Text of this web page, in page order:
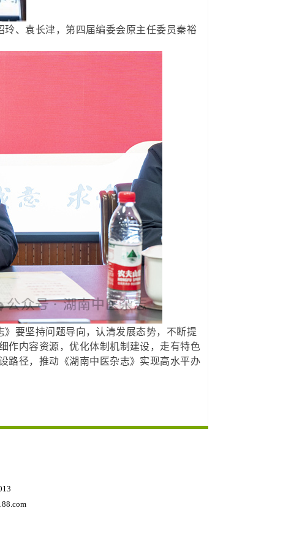
、袁长津，第四届编委会原主任委员秦裕
要坚持问题导向，认清发展态势，不断提
作内容资源，优化体制机制建设，走有特色
路径，推动《湖南中医杂志》实现高水平办